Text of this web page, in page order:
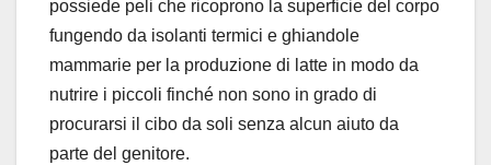
possiede peli che ricoprono la superficie del corpo
fungendo da isolanti termici e ghiandole
mammarie per la produzione di latte in modo da
nutrire i piccoli finché non sono in grado di
procurarsi il cibo da soli senza alcun aiuto da
parte del genitore.